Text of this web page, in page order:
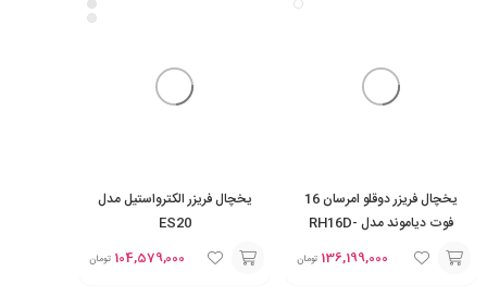
یخچال فریزر دوقلو امرسان 16
فوت دیاموند مدل RH16D-
136,199,000 تومان
یخچال فریزر الکترواستیل مدل
ES20
104,579,000 تومان